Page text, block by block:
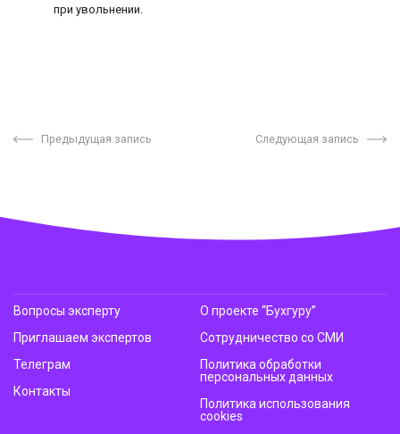
при увольнении.
Предыдущая запись Следующая запись
Вопросы эксперту
Приглашаем экспертов
Телеграм
Контакты
О проекте “Бухгуру”
Сотрудничество со СМИ
Политика обработки
персональных данных
Политика использования
cookies